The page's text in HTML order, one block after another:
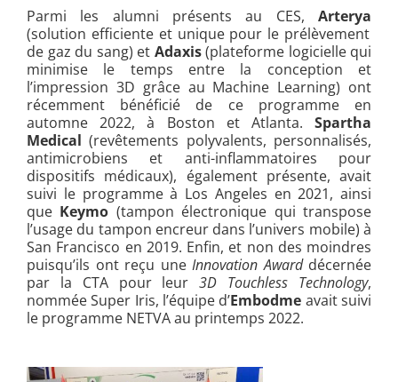
Parmi les alumni présents au CES, Arterya
(solution efficiente et unique pour le prélèvement
de gaz du sang) et Adaxis(plateforme logicielle qui
minimise le temps entre la conception et
l’impression 3D grâce au Machine Learning) ont
récemment bénéficié de ce programme en
automne 2022, à Boston et Atlanta. Spartha
Medical (revêtements polyvalents, personnalisés,
antimicrobiens et anti-inflammatoires pour
dispositifs médicaux), également présente, avait
suivi le programme à Los Angeles en 2021, ainsi
que Keymo (tampon électronique qui transpose
l’usage du tampon encreur dans l’univers mobile) à
San Francisco en 2019. Enfin, et non des moindres
puisqu’ils ont reçu uneInnovation Awarddécernée
par la CTA pour leur3D Touchless Technology,
nommée Super Iris, l’équipe d’Embodme avait suivi
le programme NETVA au printemps 2022.